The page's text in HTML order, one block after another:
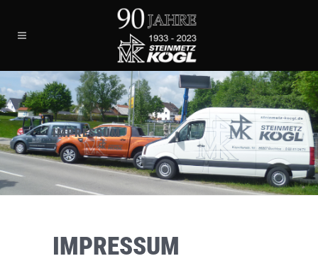
IMPRESSUM
IMPRESSUM